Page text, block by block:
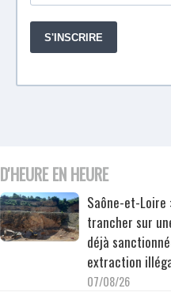
D'HEURE EN HEURE
Saône-et-Loire
trancher sur
déjà
extraction
07/08/26